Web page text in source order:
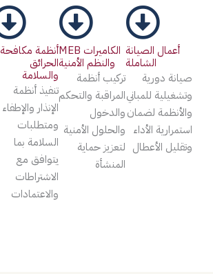
أنظمة مكافحة
الحرائق
والسلامة
تنفيذ أنظمة
الإنذار والإطفاء
ومتطلبات
السلامة بما
يتوافق مع
الاشتراطات
والاعتمادات
MEB الكاميرات
والنظم الأمنية
تركيب أنظمة
المراقبة والتحكم
والدخول
والحلول الأمنية
لتعزيز حماية
المنشأة
أعمال الصيانة
الشاملة
صيانة دورية
وتشغيلية للمباني
والأنظمة لضمان
استمرارية الأداء
وتقليل الأعطال